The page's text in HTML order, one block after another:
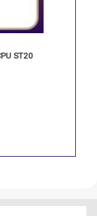
ST20